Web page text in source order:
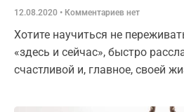
12.08.2020 Комментариев нет
Хотите научиться не
«здесь и сейчас», быстро
счастливой и, главное, своей
вам определенно стоит